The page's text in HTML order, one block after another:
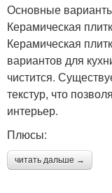
Основные
Керамическая
Керамическая
вариантов для
чистится.
текстур, что
интерьер.
Плюсы:
читать дальше →